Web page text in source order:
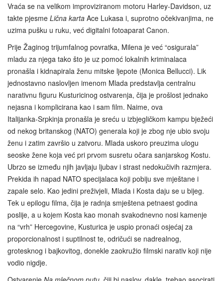
Vraća se na velikom improviziranom motoru Harley‑Davidson, uz
takte pjesme Lična karta Ace Lukasa i, suprotno očekivanjima, ne
uzima pušku u ruku, već digitalni fotoaparat Canon.
Prije Žaginog trijumfalnog povratka, Milena je već “osigurala”
mladu za njega tako što je uz pomoć lokalnih kriminalaca
pronašla i kidnapirala ženu mitske ljepote (Monica Bellucci). Lik
jednostavno naslovljen imenom Mlada predstavlja centralnu
narativnu figuru Kusturicinog ostvarenja, čija je prošlost jednako
nejasna i komplicirana kao i sam film. Naime, ova
Italijanka‑Srpkinja pronašla je sreću u izbjegličkom kampu bježeći
od nekog britanskog (NATO) generala koji je zbog nje ubio svoju
ženu i zatim završio u zatvoru. Mlada uskoro preuzima ulogu
seoske žene koja već pri prvom susretu očara sanjarskog Kostu.
Ubrzo se između njih javljaju ljubav i strast nedokučivih razmjera.
Prekida ih napad NATO specijalaca koji pobiju sve mještane i
zapale selo. Kao jedini preživjeli, Mlada i Kosta daju se u bijeg.
Tek u epilogu filma, čija je radnja smještena petnaest godina
poslije, a u kojem Kosta kao monah svakodnevno nosi kamenje
na “vrh” Hercegovine, Kusturica je uspio pronaći osjećaj za
proporcionalnost i suptilnost te, odričući se nadrealnog,
grotesknog i bajkovitog, donekle zaokružio filmski narativ koji nije
vodio nigdje.